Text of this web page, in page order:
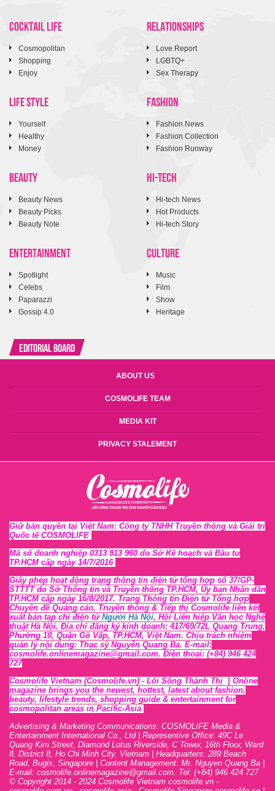
COCKTAIL LIFE
Cosmopolitan
Shopping
Enjoy
RELATIONSHIPS
Love Report
LGBTQ+
Sex Therapy
LIFE STYLE
Yourself
Healthy
Money
FASHION
Fashion News
Fashion Collection
Fashion Runway
BEAUTY
Beauty News
Beauty Picks
Beauty Note
HI-TECH
Hi-tech News
Hot Products
Hi-tech Story
ENTERTAINMENT
Spotlight
Celebs
Paparazzi
Gossip 4.0
CULTURE
Music
Film
Show
Heritage
Editorial Board
ABOUT US
COSMOLIFE TEAM
MEDIA KIT
PRIVACY STALEMENT
Giữ bản quyền tại Việt Nam: Công ty TNHH Truyền thông và Giải trí
Quốc tế COSMOLIFE
Mã số doanh nghiệp 0313 913 960 do Sở Kế hoạch và Đầu tư
TP.HCM cấp ngày 14/7/2016
Giấy phép hoạt động trang thông tin điện tử tổng hợp số 37/GP-
STTTT do Sở Thông tin và Truyền thông TP.HCM, Ủy ban Nhân dân
TP.HCM cấp ngày 16/8/2017. Trang Thông tin Điện tử Tổng hợp
Chuyên đề Quảng cáo, Truyền thông & Tiếp thị Cosmolife liên kết
xuất bản tạp chí điện tử Người Hà Nội, Hội Liên hiệp Văn học Nghệ
thuật Hà Nội. Địa chỉ đăng ký kinh doanh: 417/69/72L Quang Trung,
Phường 10, Quận Gò Vấp, TP.HCM, Việt Nam. Chịu trách nhiệm
quản lý nội dung: Thạc sỹ Nguyễn Quang Ba. E-mail:
cosmolife.onlinemagazine@gmail.com. Điện thoại: (+84) 946 424
727
Cosmolife Vietnam (Cosmolife.vn) - Lối Sống Thành Thị | Online
magazine brings you the newest, hottest, latest about fashion,
beauty, lifestyle trends, shopping guide & entertainment for
cosmopolitan areas in Pacific-Asia
Advertising & Marketing Communications: COSMOLIFE Media &
Entertainment International Co., Ltd | Representive Office: 49C Le
Quang Kim Street, Diamond Lotus Riverside, C Tower, 16th Floor, Ward
8, District 8, Ho Chi Minh City, Vietnam | Headquarters: 289 Beach
Road, Bugis, Singapore | Content Management: Mr. Nguyen Quang Ba |
E-mail: cosmolife.onlinemagazine@gmail.com. Tel: (+84) 946 424 727
© Copyright 2014 - 2024 Cosmolife Vietnam cosmolife.vn -